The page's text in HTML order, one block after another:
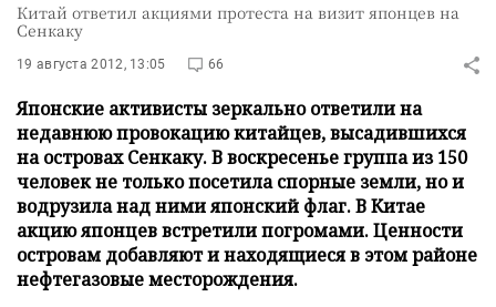
Китай ответил акциями протеста на визит японцев на
Сенкаку
19 августа 2012, 13:05 66
Японские активисты зеркально ответили на
недавнюю провокацию китайцев, высадившихся
на островах Сенкаку. В воскресенье группа из 150
человек не только посетила спорные земли, но и
водрузила над ними японский флаг. В Китае
акцию японцев встретили погромами. Ценности
островам добавляют и находящиеся в этом районе
нефтегазовые месторождения.